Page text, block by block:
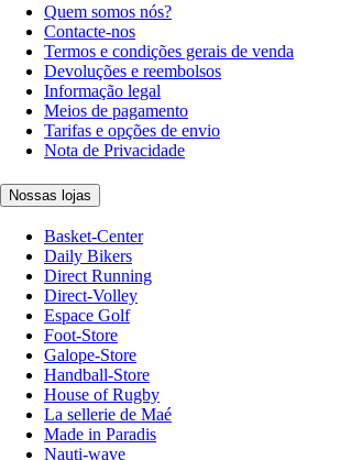
Quem somos nós?
Contacte-nos
Termos e condições gerais de venda
Devoluções e reembolsos
Informação legal
Meios de pagamento
Tarifas e opções de envio
Nota de Privacidade
Nossas lojas
Basket-Center
Daily Bikers
Direct Running
Direct-Volley
Espace Golf
Foot-Store
Galope-Store
Handball-Store
House of Rugby
La sellerie de Maé
Made in Paradis
Nauti-wave